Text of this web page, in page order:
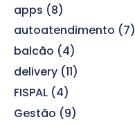
apps (8)
autoatendimento (7)
balcão (4)
delivery (11)
FISPAL (4)
Gestão (9)